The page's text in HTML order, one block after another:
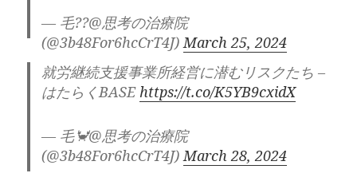
自己愛性人格障害のキーワードで、
検索すれば、色々と知る事が出来ます。
この本には、度々、
横山やすしさんの話が出て来ますが、
横山やすしさんのエピソードで面白かったの
は、
やすしさんの息子の一八さんから見た、
— 毛??@思考の治療院
(@3b48For6hcCrT4J) March 25, 2024
就労継続支援事業所経営に潜むリスクたち –
はたらくBASE https://t.co/K5YB9cxidX
— 毛🦀@思考の治療院
(@3b48For6hcCrT4J) March 28, 2024